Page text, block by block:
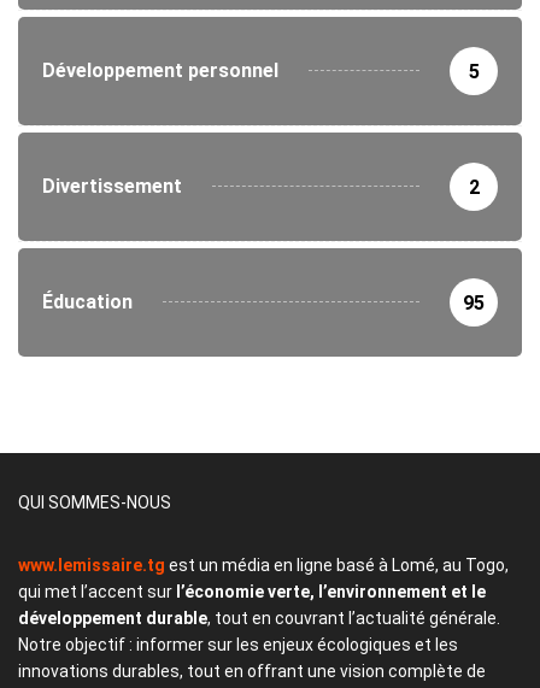
Développement personnel 5
Divertissement 2
Éducation 95
QUI SOMMES-NOUS
www.lemissaire.tg est un média en ligne basé à Lomé, au Togo,
qui met l’accent sur l’économie verte, l’environnement et le
développement durable, tout en couvrant l’actualité générale.
Notre objectif : informer sur les enjeux écologiques et les
innovations durables, tout en offrant une vision complète de